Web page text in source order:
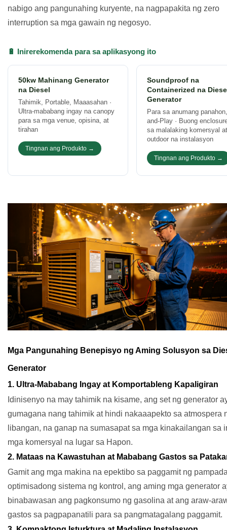
nabigo ang pangunahing kuryente, na nagpapakita ng zero
interruption sa mga gawain ng negosyo.
🔋 Inirerekomenda para sa aplikasyong ito
50kw Mahinang Generator
na Diesel
Tahimik, Portable, Maaasahan ·
Ultra-mababang ingay na canopy
para sa mga venue, opisina, at
tirahan
Tingnan ang Produkto →
Soundproof na
Containerized na
Generator
Para sa anumang
and-Play · Buong
sa malalaking komersyal at
outdoor na instalasyon
Tingnan ang Produkto →
Mga Pangunahing Benepisyo ng Aming Solusyon sa
Generator
1. Ultra-Mababang Ingay at Komportableng Kapaligiran
Idinisenyo na may tahimik na kisame, ang set ng generator
gumagana nang tahimik at hindi nakaaapekto sa atmospera
libangan, na ganap na sumasapat sa mga kinakailangan sa
mga komersyal na lugar sa Hapon.
2. Mataas na Kawastuhan at Mababang Gastos sa
Gamit ang mga makina na epektibo sa paggamit ng
optimisadong sistema ng kontrol, ang aming mga generator
binabawasan ang pagkonsumo ng gasolina at ang araw-
gastos sa pagpapanatili para sa pangmatagalang paggamit.